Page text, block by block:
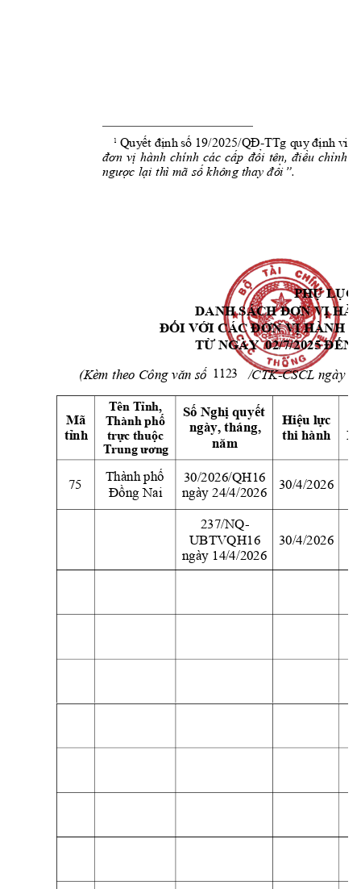
1 Quyết định số 19/2025/QĐ-TTg quy định việ
đơn vị hành chính các cấp đổi tên, điều chỉnh
ngược lại thì mã số không thay đổi ”.
PHỤ LỤC
DANH SÁCH ĐƠN VỊ
ĐỐI VỚI CÁC ĐƠN VỊ HÀNH
TỪ NGÀY 02/7/2025 ĐẾN
(Kèm theo Công văn số
       /CTK-CSCL ng
ày
Mã
tỉnh
Tên Tỉnh,
Thành phố
trực thuộc
Trung ương
Số Nghị quyết
ngày, tháng,
năm
Hiệu lực
thi hành
75 Thành phố
Đồng Nai
30/2026/QH16
ngày 24/4/2026
30/4/2026
237/NQ-
UBTVQH16
ngày 14/4/2026
30/4/2026
1123